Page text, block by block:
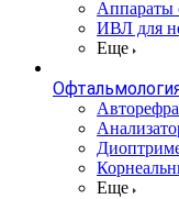
Аппараты
ИВЛ для
Еще
Еще